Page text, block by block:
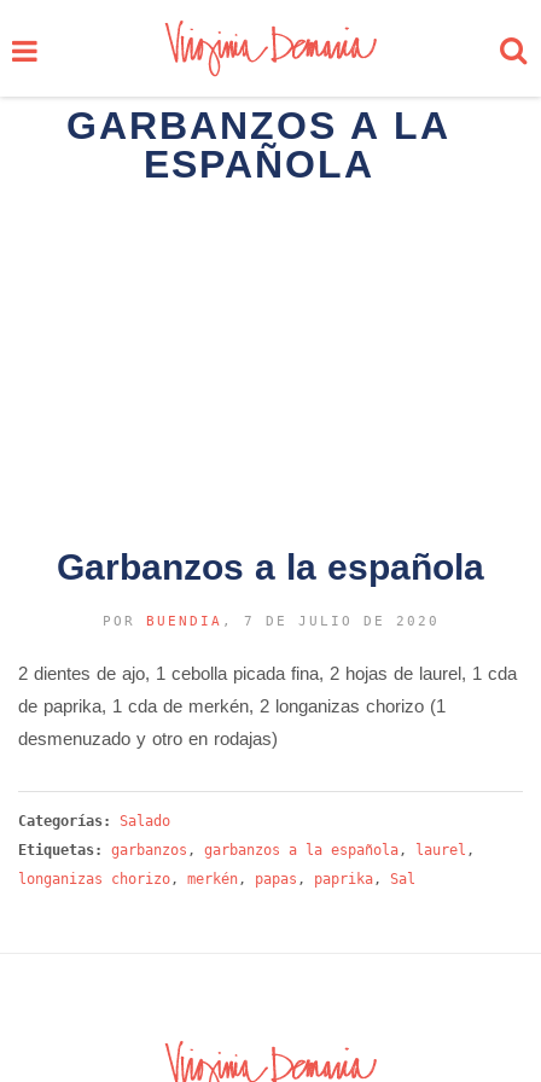
GARBANZOS A LA
ESPAÑOLA
Garbanzos a la española
POR BUENDIA , 7 DE JULIO DE 2020
2 dientes de ajo, 1 cebolla picada fina, 2 hojas de laurel, 1 cda
de paprika, 1 cda de merkén, 2 longanizas chorizo (1
desmenuzado y otro en rodajas)
Categorías: Salado
Etiquetas:
garbanzos , garbanzos a la española , laurel ,
longanizas chorizo , merkén , papas , paprika , Sal